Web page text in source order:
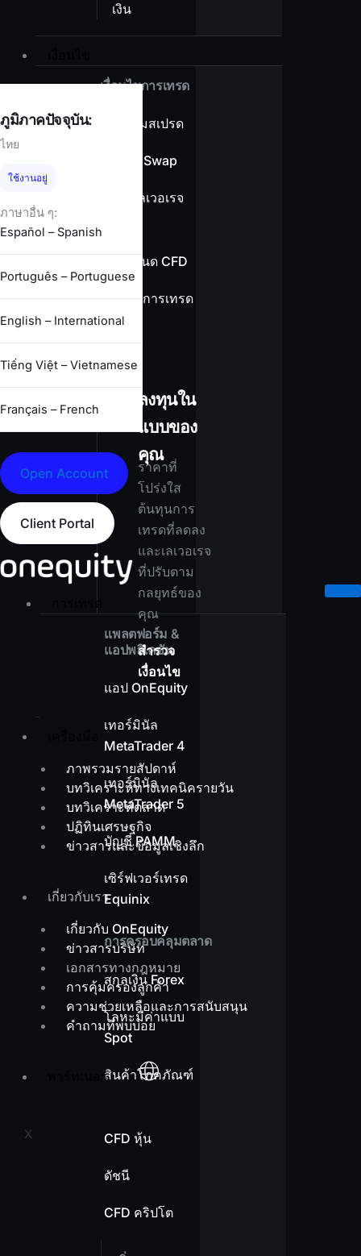
เงิน
เงื่อนไขการเทรด
ภาพรวมสเปรด
ไม่มีค่า Swap
ข้อมูลเลเวอเรจ
ข้อกำหนด CFD
เงื่อนไขการเทรด
ทั้งหมด
ลงทุนใน
แบบของ
คุณ
ราคาที่
โปร่งใส
ต้นทุนการ
เทรดที่ลดลง
และเลเวอเรจ
ที่ปรับตาม
กลยุทธ์ของ
คุณ
สำรวจ
เงื่อนไข
ภาพรวมรายสัปดาห์
บทวิเคราะห์ทางเทคนิครายวัน
บทวิเคราะห์ตลาด
ปฏิทินเศรษฐกิจ
ข่าวสารและข้อมูลเชิงลึก
เกี่ยวกับเรา
เกี่ยวกับ OnEquity
ข่าวสารบริษัท
เอกสารทางกฎหมาย
การคุ้มครองลูกค้า
ความช่วยเหลือและการสนับสนุน
คำถามที่พบบ่อย
พาร์ทเนอร์
X
ภูมิภาคปัจจุบัน:
ไทย
ใช้งานอยู่
ภาษาอื่น ๆ:
Español – Spanish
Português – Portuguese
English – International
Tiếng Việt – Vietnamese
Français – French
Open Account
Client Portal
การเทรด
แพลตฟอร์ม &
แอปพลิเคชัน
แอป OnEquity
เทอร์มินัล
MetaTrader 4
เทอร์มินัล
MetaTrader 5
บัญชี PAMM
เซิร์ฟเวอร์เทรด
Equinix
การครอบคลุมตลาด
สกุลเงิน Forex
โลหะมีค่าแบบ
Spot
สินค้าโภคภัณฑ์
CFD หุ้น
ดัชนี
CFD คริปโต